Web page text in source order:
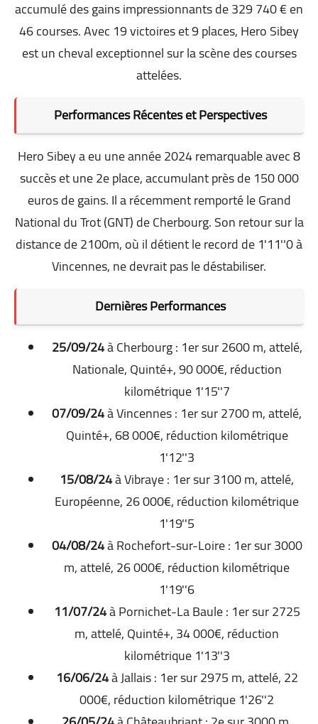
accumulé des gains impressionnants de 329 740 € en
46 courses. Avec 19 victoires et 9 places, Hero Sibey
est un cheval exceptionnel sur la scène des courses
attelées.
Performances Récentes et Perspectives
Hero Sibey a eu une année 2024 remarquable avec 8
succès et une 2e place, accumulant près de 150 000
euros de gains. Il a récemment remporté le Grand
National du Trot (GNT) de Cherbourg. Son retour sur la
distance de 2100m, où il détient le record de 1'11''0 à
Vincennes, ne devrait pas le déstabiliser.
Dernières Performances
25/09/24à Cherbourg : 1er sur 2600 m, attelé,
Nationale, Quinté+, 90 000€, réduction
kilométrique 1'15''7
07/09/24à Vincennes : 1er sur 2700 m, attelé,
Quinté+, 68 000€, réduction kilométrique
1'12''3
15/08/24à Vibraye : 1er sur 3100 m, attelé,
Européenne, 26 000€, réduction kilométrique
1'19''5
04/08/24à Rochefort-sur-Loire : 1er sur 3000
m, attelé, 26 000€, réduction kilométrique
1'19''6
11/07/24à Pornichet-La Baule : 1er sur 2725
m, attelé, Quinté+, 34 000€, réduction
kilométrique 1'13''3
16/06/24à Jallais : 1er sur 2975 m, attelé, 22
000€, réduction kilométrique 1'26''2